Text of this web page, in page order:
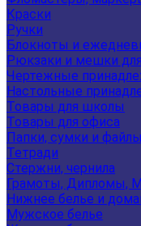
Краски
Ручки
Блокноты и
Рюкзаки и мешки
Чертежные
Настольные
Товары для школы
Товары для офиса
Папки, сумки и файлы
Тетради
Стержни, чернила
Грамоты, Дипломы,
Нижнее белье и
Мужское белье